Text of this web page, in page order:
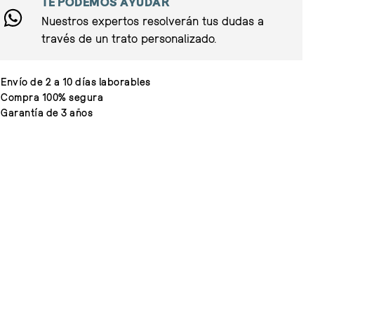
Nuestros expertos resolverán tus dudas a
través de un trato personalizado.
Envío de 2 a 10 días laborables
Compra 100% segura
Garantía de 3 años